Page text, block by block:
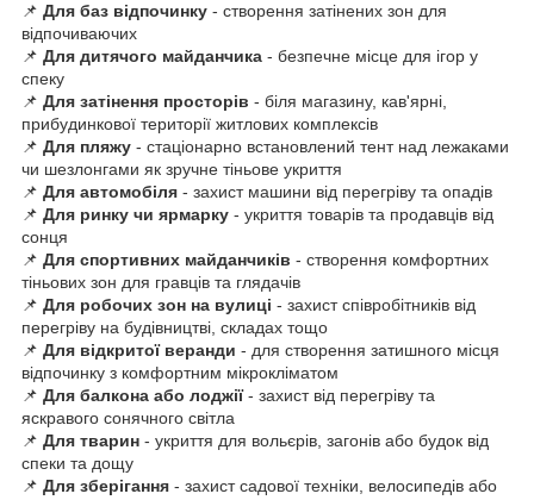
📌 Для баз відпочинку - створення затінених зон для
відпочиваючих
📌 Для дитячого майданчика - безпечне місце для ігор у
спеку
📌 Для затінення просторів - біля магазину, кав'ярні,
прибудинкової території житлових комплексів
📌 Для пляжу - стаціонарно встановлений тент над лежаками
чи шезлонгами як зручне тіньове укриття
📌 Для автомобіля - захист машини від перегріву та опадів
📌 Для ринку чи ярмарку - укриття товарів та продавців від
сонця
📌 Для спортивних майданчиків - створення комфортних
тіньових зон для гравців та глядачів
📌 Для робочих зон на вулиці - захист співробітників від
перегріву на будівництві, складах тощо
📌 Для відкритої веранди - для створення затишного місця
відпочинку з комфортним мікрокліматом
📌 Для балкона або лоджії- захист від перегріву та
яскравого сонячного світла
📌 Для тварин - укриття для вольєрів, загонів або будок від
спеки та дощу
📌 Для зберігання - захист садової техніки, велосипедів або